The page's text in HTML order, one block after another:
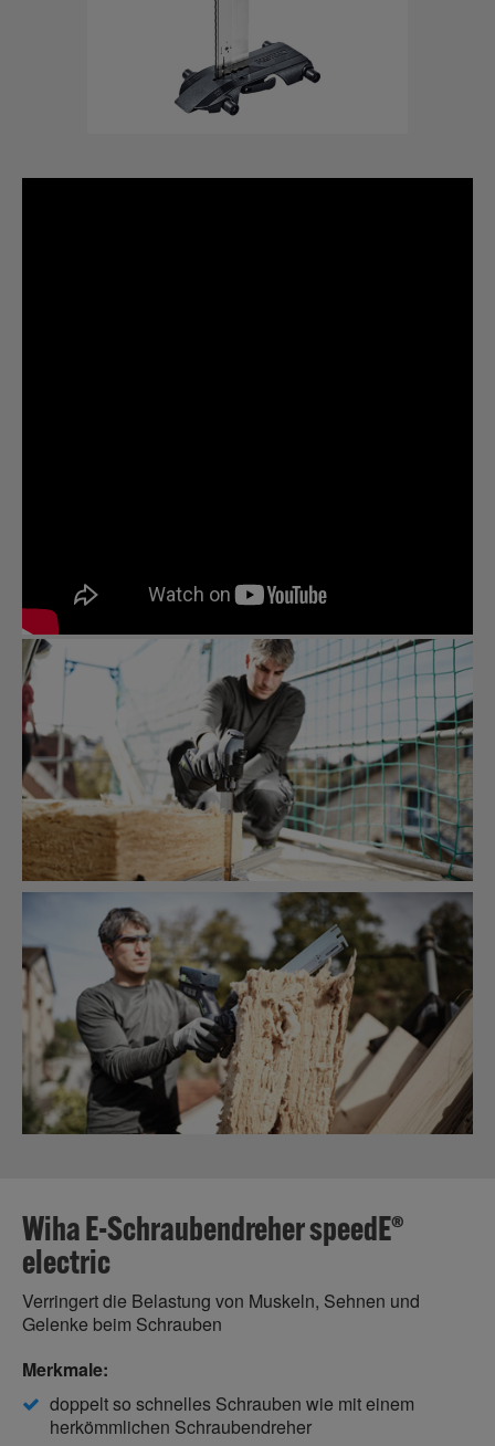
Wiha E-Schraubendreher speedE®
electric
Verringert die Belastung von Muskeln, Sehnen und
Gelenke beim Schrauben
Merkmale:
doppelt so schnelles Schrauben wie mit einem
herkömmlichen Schraubendreher